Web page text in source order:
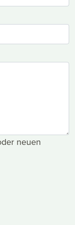
neuen